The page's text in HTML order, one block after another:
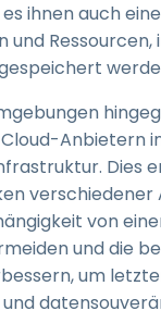
ihnen auch
und Ressourcen,
Anbietern
Dies
verschiedener
von
und die
um